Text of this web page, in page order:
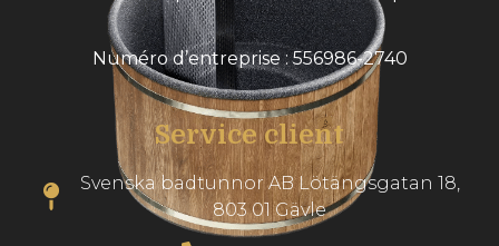
Numéro d’entreprise : 556986-2740
Service client
Svenska badtunnor AB Lötängsgatan 18,
803 01 Gävle